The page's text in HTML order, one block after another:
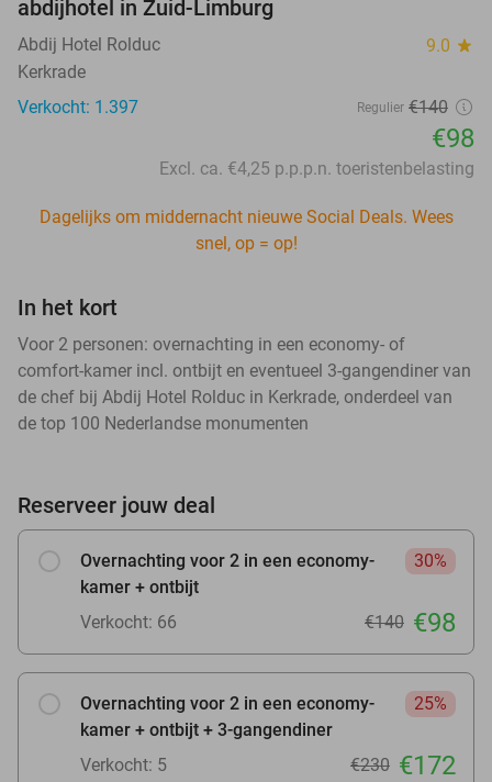
abdijhotel in Zuid-Limburg
Abdij Hotel Rolduc 9.0 star
Kerkrade
Verkocht: 1.397
Regulier €140
€98
Excl. ca. €4,25 p.p.p.n. toeristenbelasting
Dagelijks om middernacht nieuwe Social Deals. Wees
snel, op = op!
In het kort
Voor 2 personen: overnachting in een economy- of
comfort-kamer incl. ontbijt en eventueel 3-gangendiner van
de chef bij Abdij Hotel Rolduc in Kerkrade, onderdeel van
de top 100 Nederlandse monumenten
Reserveer jouw deal
Overnachting voor 2 in een economy-
kamer + ontbijt
30%
Verkocht: 66 €140 €98
Overnachting voor 2 in een economy-
kamer + ontbijt + 3-gangendiner
25%
Verkocht: 5 €230 €172